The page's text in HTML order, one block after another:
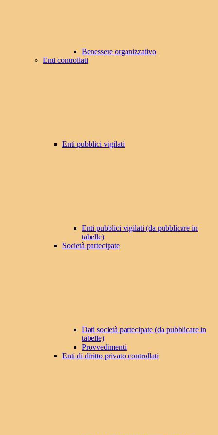
Benessere organizzativo
Enti controllati
Enti pubblici vigilati
Enti pubblici vigilati (da pubblicare in
tabelle)
Società partecipate
Dati società partecipate (da pubblicare in
tabelle)
Provvedimenti
Enti di diritto privato controllati